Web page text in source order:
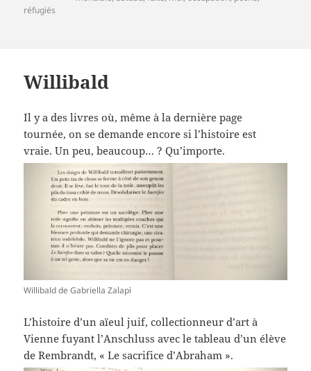
réfugiés
Willibald
Il y a des livres où, même à la dernière page
tournée, on se demande encore si l’histoire est
vraie. Un peu, beaucoup… ? Qu’importe.
Willibald de Gabriella Zalapì
L’histoire d’un aïeul juif, collectionneur d’art à
Vienne fuyant l’Anschluss avec le tableau d’un élève
de Rembrandt, « Le sacrifice d’Abraham ».